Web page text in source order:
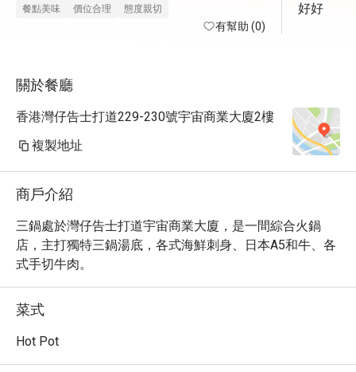
餐點美味 價位合理 態度親切
有幫助 (0)
好好
關於餐廳
香港灣仔告士打道229-230號宇宙商業大廈2樓
複製地址
商戶介紹
三鍋處於灣仔告士打道宇宙商業大廈，是一間綜合火鍋
店，主打獨特三鍋湯底，各式海鮮刺身、日本A5和牛、各
式手切牛肉。
菜式
Hot Pot